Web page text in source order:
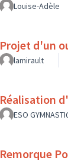
Louise-Adèle
Projet d'un
lamirault
Réalisation
ESO
Remorque